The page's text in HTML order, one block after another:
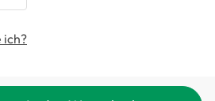
ich?